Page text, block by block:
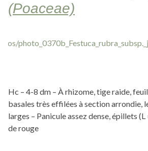
(Poaceae)
Hc – 4-8 dm – À rhizome, tige raide,
basales très effilées à section arrondie,
larges – Panicule assez dense, épillets
de rouge